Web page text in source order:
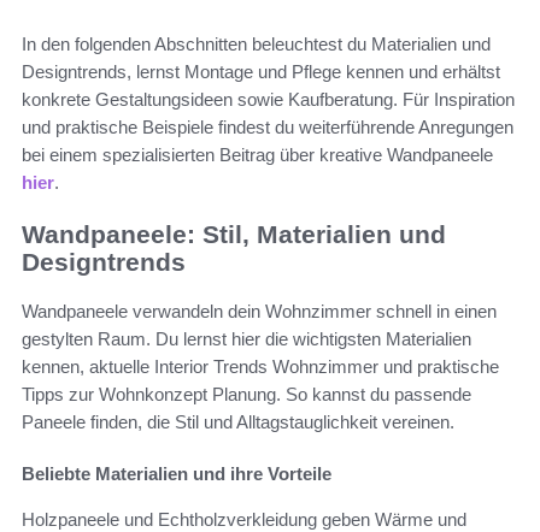
In den folgenden Abschnitten beleuchtest du Materialien und
Designtrends, lernst Montage und Pflege kennen und erhältst
konkrete Gestaltungsideen sowie Kaufberatung. Für Inspiration
und praktische Beispiele findest du weiterführende Anregungen
bei einem spezialisierten Beitrag über kreative Wandpaneele
hier.
Wandpaneele: Stil, Materialien und
Designtrends
Wandpaneele verwandeln dein Wohnzimmer schnell in einen
gestylten Raum. Du lernst hier die wichtigsten Materialien
kennen, aktuelle Interior Trends Wohnzimmer und praktische
Tipps zur Wohnkonzept Planung. So kannst du passende
Paneele finden, die Stil und Alltagstauglichkeit vereinen.
Beliebte Materialien und ihre Vorteile
Holzpaneele und Echtholzverkleidung geben Wärme und